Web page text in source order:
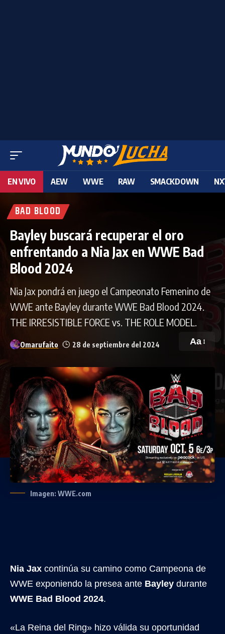
EN VIVO AEW WWE RAW SMACKDOWN
BAD BLOOD
Bayley buscará recuperar el oro
enfrentando a Nia Jax en WWE Bad
Blood 2024
Nia Jax pondrá en juego el Campeonato Femenino de
WWE ante Bayley durante WWE Bad Blood 2024.
THE IRRESISTIBLE FORCE vs. THE ROLE MODEL.
Omarufaito 28 de septiembre del 2024 Aa
Imagen: WWE.com
Nia Jax continúa su camino como Campeona de
WWE exponiendo la presea ante Bayley durante
WWE Bad Blood 2024.
«La Reina del Ring» hizo válida su oportunidad